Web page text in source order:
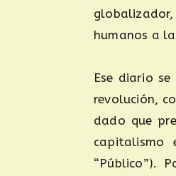
humanos a
Ese diario
revolución,
dado que
capitalismo
“Público”).